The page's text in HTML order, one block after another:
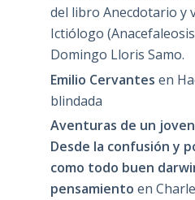
del libro Anecdotario y
Ictiólogo
Domingo Lloris Samo.
Emilio Cervantes en
blindada
Aventuras de un
Desde la confusión y
como todo buen
pensamiento en